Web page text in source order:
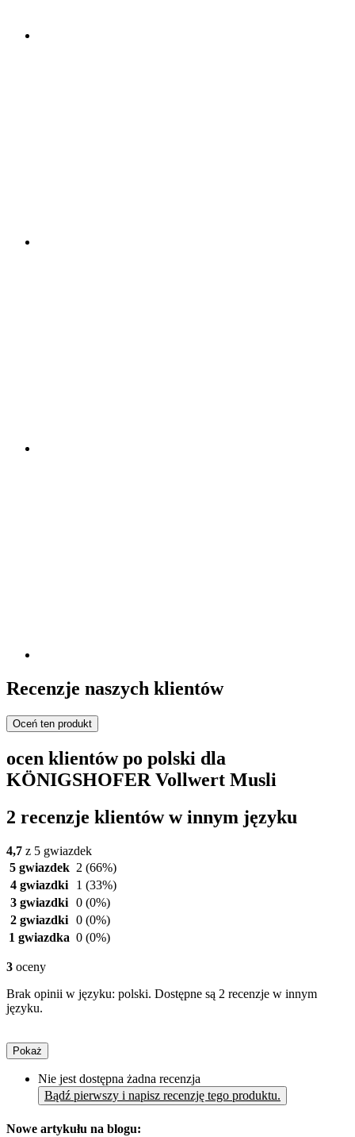
Recenzje naszych klientów
Oceń ten produkt
ocen klientów po polski dla
KÖNIGSHOFER Vollwert Musli
2 recenzje klientów w innym języku
4,7 z 5 gwiazdek
5 gwiazdek 2 (66%)
4 gwiazdki
1 (33%)
3 gwiazdki 0 (0%)
2 gwiazdki 0 (0%)
1 gwiazdka 0 (0%)
3 oceny
Brak opinii w języku: polski. Dostępne są 2 recenzje w innym
języku.
Pokaż
Nie jest dostępna żadna recenzja
Bądź pierwszy i napisz recenzję tego produktu.
Nowe artykułu na blogu: